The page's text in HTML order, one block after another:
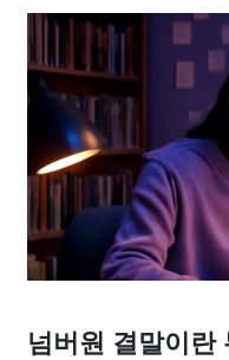
넘버원 결말이란